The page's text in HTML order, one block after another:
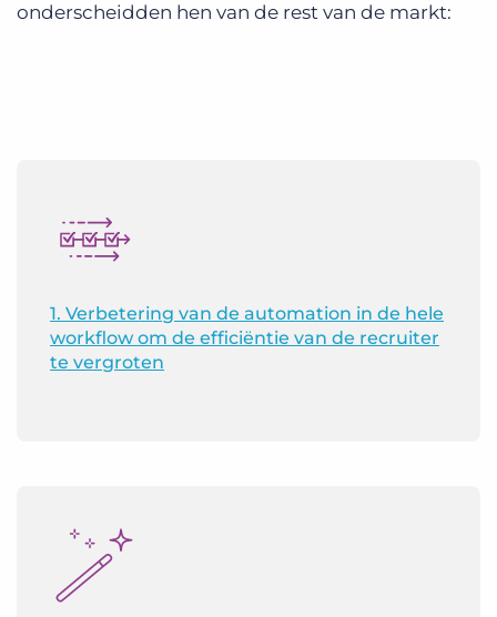
onderscheidden hen van de rest van de markt:
1. Verbetering van de automation in de hele
workflow om de efficiëntie van de recruiter
te vergroten